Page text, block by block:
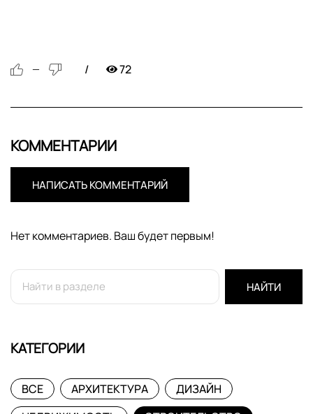
— 72
КОММЕНТАРИИ
НАПИСАТЬ КОММЕНТАРИЙ
Нет комментариев. Ваш будет первым!
НАЙТИ
КАТЕГОРИИ
ВСЕ АРХИТЕКТУРА
ДИЗАЙН